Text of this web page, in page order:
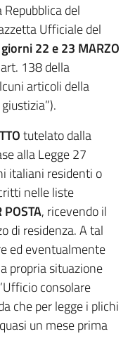
del
Ufficiale del
22 e 23 MARZO
138 della
articoli della
tutelato dalla
alla Legge 27
italiani residenti o
nelle liste
POSTA, ricevendo il
di residenza. A tal
ed eventualmente
propria situazione
consolare
che per legge i plichi
un mese prima